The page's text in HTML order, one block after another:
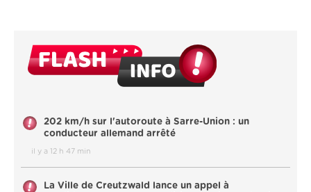
202 km/h sur l'autoroute à Sarre-Union : un
conducteur allemand arrêté
il y a 12 h 47 min
La Ville de Creutzwald lance un appel à